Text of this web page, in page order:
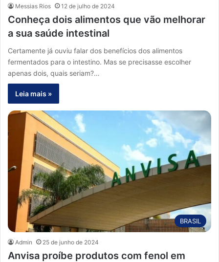
Messias Rios 12 de julho de 2024
Conheça dois alimentos que vão melhorar
a sua saúde intestinal
Certamente já ouviu falar dos benefícios dos alimentos
fermentados para o intestino. Mas se precisasse escolher
apenas dois, quais seriam?…
Leia mais »
BRASIL
Admin 25 de junho de 2024
Anvisa proíbe produtos com fenol em